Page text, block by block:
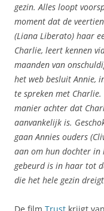
gezin. Alles loopt
moment dat de
(Liana Liberato) haar
Charlie, leert kennen
maanden van
het web besluit Annie,
te spreken met
manier achter dat
aanvankelijk is.
gaan Annies ouders
aan om hun dochter
gebeurd is in haar tot
die het hele gezin